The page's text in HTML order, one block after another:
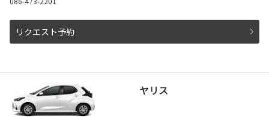
リクエスト予約
ヤリス